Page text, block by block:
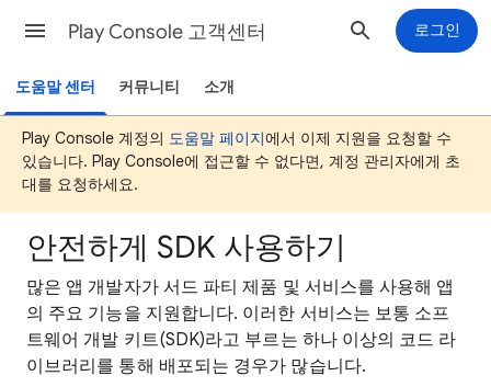
Play Console 고객센터 로그인
도움말 센터 커뮤니티 소개
Play Console 계정의 도움말 페이지에서 이제 지원을 요청할 수
있습니다. Play Console에 접근할 수 없다면, 계정 관리자에게 초
대를 요청하세요.
안전하게 SDK 사용하기
많은 앱 개발자가 서드 파티 제품 및 서비스를 사용해 앱
의 주요 기능을 지원합니다. 이러한 서비스는 보통 소프
트웨어 개발 키트(SDK)라고 부르는 하나 이상의 코드 라
이브러리를 통해 배포되는 경우가 많습니다.